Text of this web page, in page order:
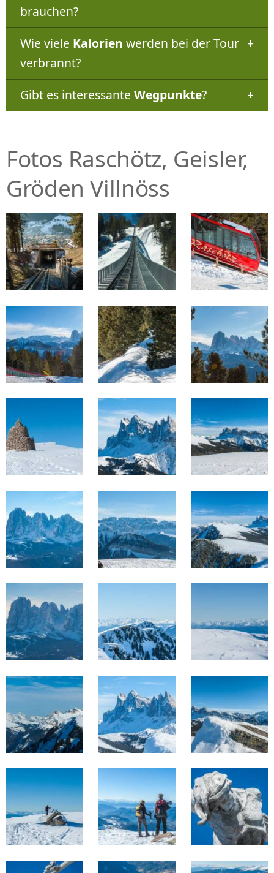
brauchen?
Wie viele Kalorien werden bei der Tour
verbrannt?
Gibt es interessante Wegpunkte?
Fotos Raschötz, Geisler,
Gröden Villnöss